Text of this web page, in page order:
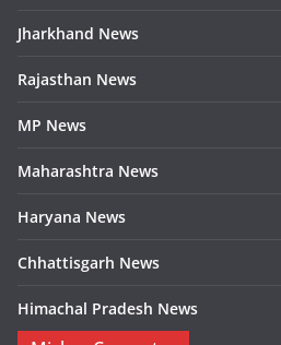
Jharkhand News
Rajasthan News
MP News
Maharashtra News
Haryana News
Chhattisgarh News
Himachal Pradesh News